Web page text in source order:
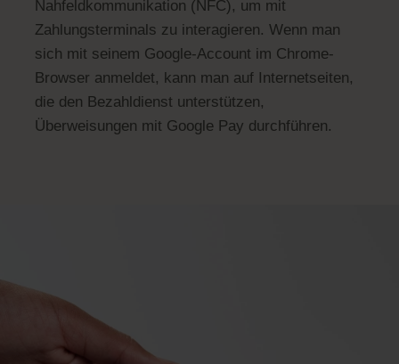
Nahfeldkommunikation (NFC), um mit
Zahlungsterminals zu interagieren. Wenn man
sich mit seinem Google-Account im Chrome-
Browser anmeldet, kann man auf Internetseiten,
die den Bezahldienst unterstützen,
Überweisungen mit Google Pay durchführen.